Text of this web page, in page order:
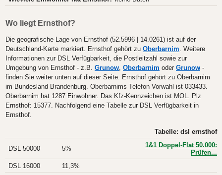
Wo liegt Ernsthof?
Die geografische Lage von Ernsthof (52.5996 | 14.0261) ist auf der
Deutschland-Karte markiert. Ernsthof gehört zu Oberbarnim. Weitere
Informationen zur DSL Verfügbarkeit, die Postleitzahl sowie zur
Umgebung von Ernsthof - z.B. Grunow, Oberbarnim oder Grunow -
finden Sie weiter unten auf dieser Seite. Ernsthof gehört zu Oberbarnim
im Bundesland Brandenburg. Oberbarnims Telefon Vorwahl ist 033433.
Oberbarnim hat 1287 Einwohner. Das Kfz-Kennzeichen ist MOL. Plz
Ernsthof: 15377. Nachfolgend eine Tabelle zur DSL Verfügbarkeit in
Ernsthof.
Tabelle: dsl ernsthof
DSL 50000 5%
1&1 Doppel-Flat 50.000:
Prüfen...
DSL 16000
11,3%